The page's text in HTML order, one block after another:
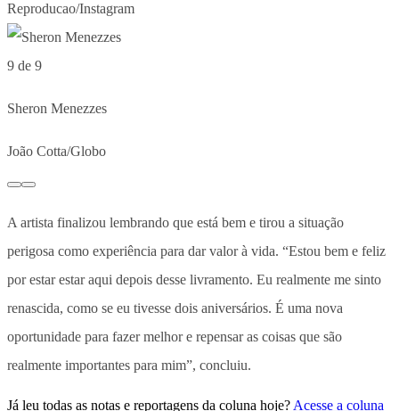
Reproducao/Instagram
9 de 9
Sheron Menezzes
João Cotta/Globo
A artista finalizou lembrando que está bem e tirou a situação
perigosa como experiência para dar valor à vida. “Estou bem e feliz
por estar estar aqui depois desse livramento. Eu realmente me sinto
renascida, como se eu tivesse dois aniversários. É uma nova
oportunidade para fazer melhor e repensar as coisas que são
realmente importantes para mim”, concluiu.
Já leu todas as notas e reportagens da coluna hoje? Acesse a coluna